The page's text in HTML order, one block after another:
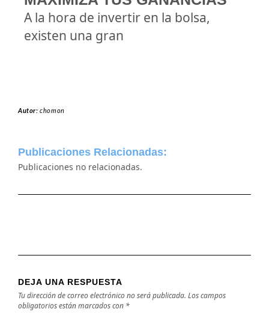
A la hora de invertir en la bolsa,
existen una gran
Autor:chomon
Publicaciones Relacionadas:
Publicaciones no relacionadas.
DEJA UNA RESPUESTA
Tu dirección de correo electrónico no será publicada. Los campos
obligatorios están marcados con *